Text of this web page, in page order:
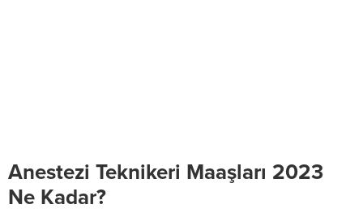
Anestezi Teknikeri Maaşları 2023
Ne Kadar?